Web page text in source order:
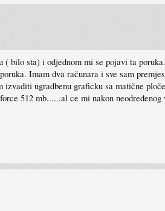
bilo sta) i odjednom mi se pojavi ta
Imam dva računara i sve sam
ugradbenu graficku sa matične
512 mb......al ce mi nakon